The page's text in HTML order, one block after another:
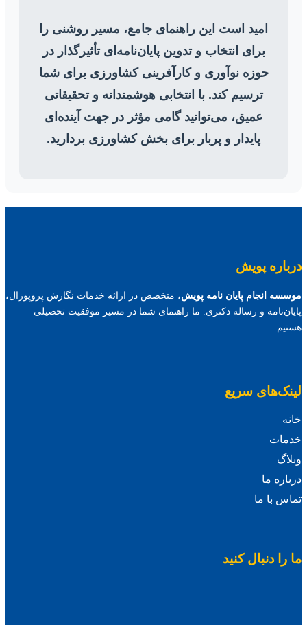
امید است این راهنمای جامع، مسیر روشنی را
برای انتخاب و تدوین پایان‌نامه‌ای تأثیرگذار در
حوزه نوآوری و کارآفرینی کشاورزی برای شما
ترسیم کند. با انتخابی هوشمندانه و تحقیقاتی
عمیق، می‌توانید گامی مؤثر در جهت آینده‌ای
پایدار و پربار برای بخش کشاورزی بردارید.
درباره پویش
موسسه انجام پایان نامه پویش، متخصص در ارائه خدمات نگارش پروپوزال،
پایان‌نامه و رساله دکتری. ما راهنمای شما در مسیر موفقیت تحصیلی
هستیم.
لینک‌های سریع
خانه
خدمات
وبلاگ
درباره ما
تماس با ما
ما را دنبال کنید